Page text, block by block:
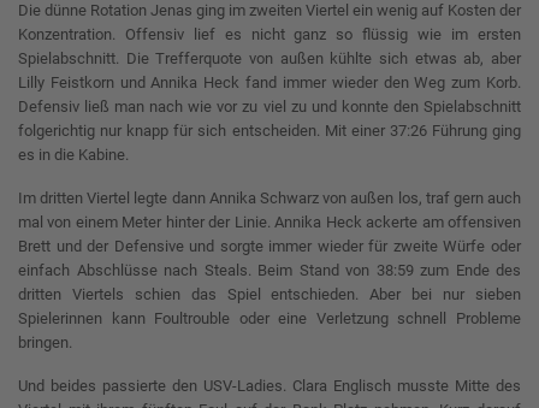
Die dünne Rotation Jenas ging im zweiten Viertel ein wenig auf Kosten der
Konzentration. Offensiv lief es nicht ganz so flüssig wie im ersten
Spielabschnitt. Die Trefferquote von außen kühlte sich etwas ab, aber
Lilly Feistkorn und Annika Heck fand immer wieder den Weg zum Korb.
Defensiv ließ man nach wie vor zu viel zu und konnte den Spielabschnitt
folgerichtig nur knapp für sich entscheiden. Mit einer 37:26 Führung ging
es in die Kabine.
Im dritten Viertel legte dann Annika Schwarz von außen los, traf gern auch
mal von einem Meter hinter der Linie. Annika Heck ackerte am offensiven
Brett und der Defensive und sorgte immer wieder für zweite Würfe oder
einfach Abschlüsse nach Steals. Beim Stand von 38:59 zum Ende des
dritten Viertels schien das Spiel entschieden. Aber bei nur sieben
Spielerinnen kann Foultrouble oder eine Verletzung schnell Probleme
bringen.
Und beides passierte den USV-Ladies. Clara Englisch musste Mitte des